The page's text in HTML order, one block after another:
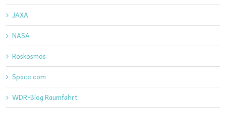
JAXA
NASA
Roskosmos
Space.com
WDR-Blog Raumfahrt